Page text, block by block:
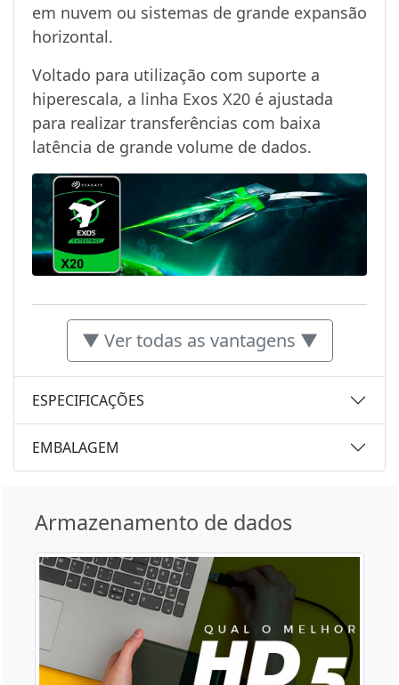
em nuvem ou sistemas de grande expansão
horizontal.
Voltado para utilização com suporte a
hiperescala, a linha Exos X20 é ajustada
para realizar transferências com baixa
latência de grande volume de dados.
▼ Ver todas as vantagens ▼
ESPECIFICAÇÕES
EMBALAGEM
Armazenamento de dados